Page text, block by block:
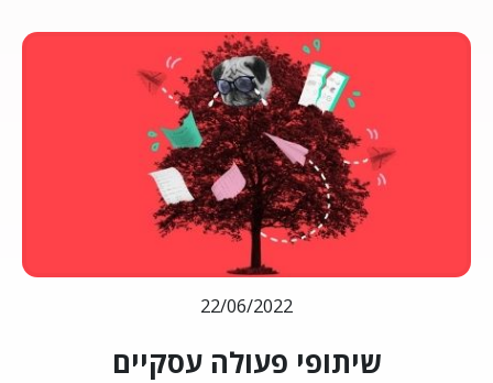
22/06/2022
שיתופי פעולה עסקיים